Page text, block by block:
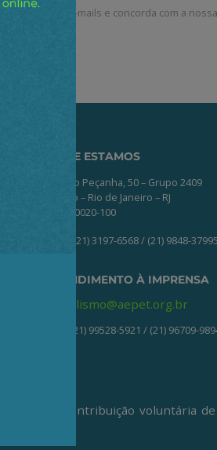
nossos e-mails e concorda com a nossa
ONDE ESTAMOS
Av. Nilo Peçanha, 50 – Grupo 2409
Centro – Rio de Janeiro – RJ
CEP: 20020-100
(21) 3197-6568 / (21) 9848-37995
ATENDIMENTO À IMPRENSA
jornalismo@aepet.org.br
(21) 99528-5921 / (21) 96709-
vive da contribuição voluntária de